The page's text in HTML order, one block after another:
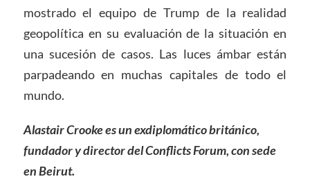
mostrado el equipo de Trump de la realidad
geopolítica en su evaluación de la situación en
una sucesión de casos. Las luces ámbar están
parpadeando en muchas capitales de todo el
mundo.
Alastair Crooke es un exdiplomático británico,
fundador y director del Conflicts Forum, con sede
en Beirut.